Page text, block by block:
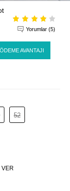
Yorumlar (5)
AVANTAJI
52